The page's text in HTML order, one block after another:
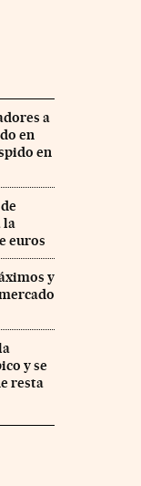
a
en
en
la
euros
y
y se
resta